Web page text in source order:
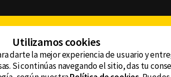
CONTACTO
Utilizamos cookies
darte la mejor experiencia de usuario y
Si continúas navegando el sitio, das tu